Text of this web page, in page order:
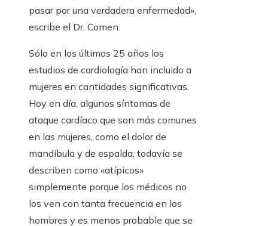
pasar por una verdadera enfermedad»,
escribe el Dr. Comen.
Sólo en los últimos 25 años los
estudios de cardiología han incluido a
mujeres en cantidades significativas.
Hoy en día, algunos síntomas de
ataque cardíaco que son más comunes
en las mujeres, como el dolor de
mandíbula y de espalda, todavía se
describen como «atípicos»
simplemente porque los médicos no
los ven con tanta frecuencia en los
hombres y es menos probable que se